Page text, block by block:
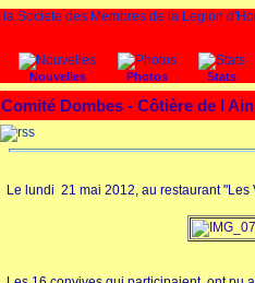
Nouvelles Photos Stats
Comité Dombes - Côtière de l
Le lundi 21 mai 2012, au restaurant